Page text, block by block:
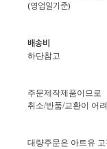
(영업일기준)
배송비
하단참고
주문제작제품이므로
취소/반품/교환이 어
대량주문은 아트유